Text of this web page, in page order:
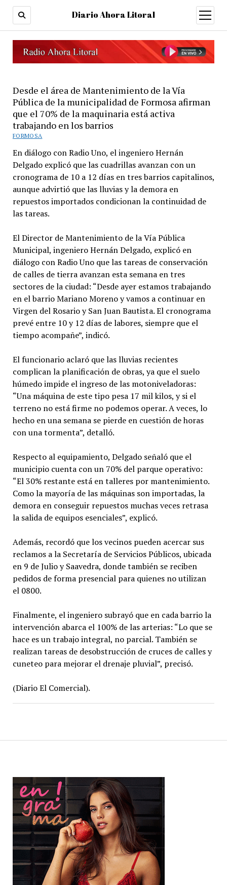
Diario Ahora Litoral
open
menu
Desde el área de Mantenimiento de la Vía
Pública de la municipalidad de Formosa afirman
que el 70% de la maquinaria está activa
trabajando en los barrios
FORMOSA
En diálogo con Radio Uno, el ingeniero Hernán
Delgado explicó que las cuadrillas avanzan con un
cronograma de 10 a 12 días en tres barrios capitalinos,
aunque advirtió que las lluvias y la demora en
repuestos importados condicionan la continuidad de
las tareas.
El Director de Mantenimiento de la Vía Pública
Municipal, ingeniero Hernán Delgado, explicó en
diálogo con Radio Uno que las tareas de conservación
de calles de tierra avanzan esta semana en tres
sectores de la ciudad: “Desde ayer estamos trabajando
en el barrio Mariano Moreno y vamos a continuar en
Virgen del Rosario y San Juan Bautista. El cronograma
prevé entre 10 y 12 días de labores, siempre que el
tiempo acompañe”, indicó.
El funcionario aclaró que las lluvias recientes
complican la planificación de obras, ya que el suelo
húmedo impide el ingreso de las motoniveladoras:
“Una máquina de este tipo pesa 17 mil kilos, y si el
terreno no está firme no podemos operar. A veces, lo
hecho en una semana se pierde en cuestión de horas
con una tormenta”, detalló.
Respecto al equipamiento, Delgado señaló que el
municipio cuenta con un 70% del parque operativo:
“El 30% restante está en talleres por mantenimiento.
Como la mayoría de las máquinas son importadas, la
demora en conseguir repuestos muchas veces retrasa
la salida de equipos esenciales”, explicó.
Además, recordó que los vecinos pueden acercar sus
reclamos a la Secretaría de Servicios Públicos, ubicada
en 9 de Julio y Saavedra, donde también se reciben
pedidos de forma presencial para quienes no utilizan
el 0800.
Finalmente, el ingeniero subrayó que en cada barrio la
intervención abarca el 100% de las arterias: “Lo que se
hace es un trabajo integral, no parcial. También se
realizan tareas de desobstrucción de cruces de calles y
cuneteo para mejorar el drenaje pluvial”, precisó.
(Diario El Comercial).